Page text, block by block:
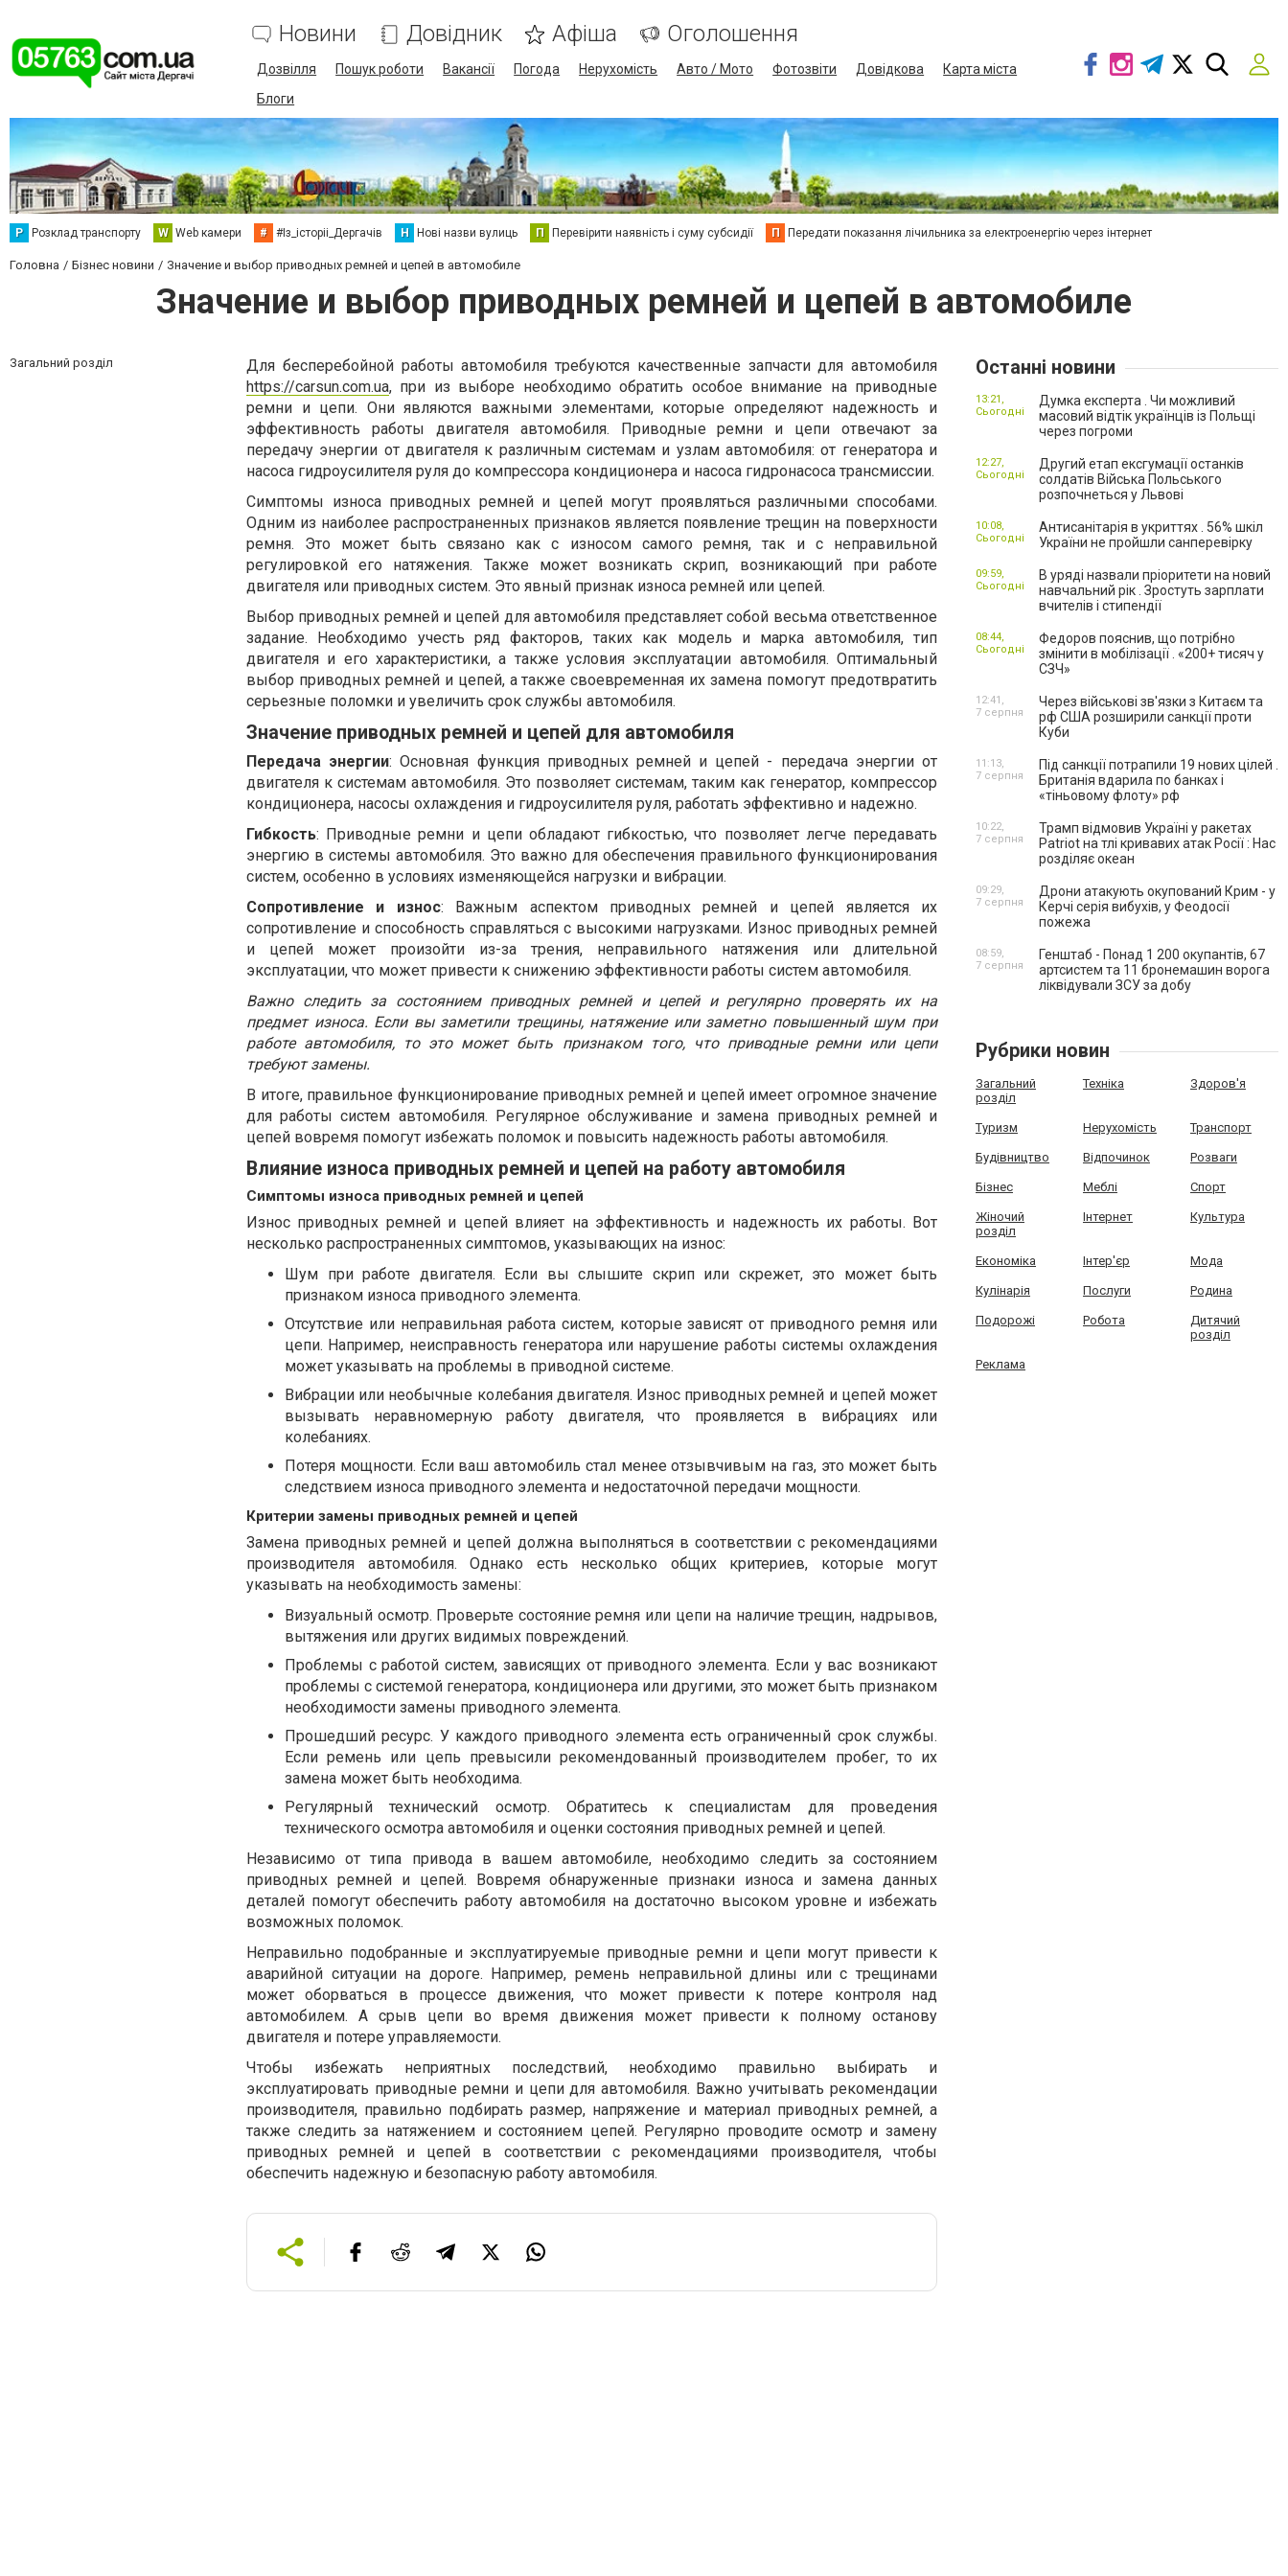
Новини Довідник Афіша Оголошення
Дозвілля Пошук роботи Вакансії Погода Нерухомість Авто / Мото Фотозвіти Довідкова
Карта міста
Блоги
Р Розклад транспорту W Web камери # #Із_історіі_Дергачів Н Нові назви вулиць П Перевірити наявність і суму субсидії П Передати показання лічильника за електроенергію через інтернет
Головна Бізнес новини Значение и выбор приводных ремней и цепей в автомобиле
Значение и выбор приводных ремней и цепей в автомобиле
Загальний розділ
Для бесперебойной работы автомобиля требуются качественные запчасти для автомобиля
https://carsun.com.ua, при из выборе необходимо обратить особое внимание на приводные
ремни и цепи. Они являются важными элементами, которые определяют надежность и
эффективность работы двигателя автомобиля. Приводные ремни и цепи отвечают за
передачу энергии от двигателя к различным системам и узлам автомобиля: от генератора и
насоса гидроусилителя руля до компрессора кондиционера и насоса гидронасоса трансмиссии.
Симптомы износа приводных ремней и цепей могут проявляться различными способами.
Одним из наиболее распространенных признаков является появление трещин на поверхности
ремня. Это может быть связано как с износом самого ремня, так и с неправильной
регулировкой его натяжения. Также может возникать скрип, возникающий при работе
двигателя или приводных систем. Это явный признак износа ремней или цепей.
Выбор приводных ремней и цепей для автомобиля представляет собой весьма ответственное
задание. Необходимо учесть ряд факторов, таких как модель и марка автомобиля, тип
двигателя и его характеристики, а также условия эксплуатации автомобиля. Оптимальный
выбор приводных ремней и цепей, а также своевременная их замена помогут предотвратить
серьезные поломки и увеличить срок службы автомобиля.
Значение приводных ремней и цепей для автомобиля
Передача энергии: Основная функция приводных ремней и цепей - передача энергии от
двигателя к системам автомобиля. Это позволяет системам, таким как генератор, компрессор
кондиционера, насосы охлаждения и гидроусилителя руля, работать эффективно и надежно.
Гибкость: Приводные ремни и цепи обладают гибкостью, что позволяет легче передавать
энергию в системы автомобиля. Это важно для обеспечения правильного функционирования
систем, особенно в условиях изменяющейся нагрузки и вибрации.
Сопротивление и износ: Важным аспектом приводных ремней и цепей является их
сопротивление и способность справляться с высокими нагрузками. Износ приводных ремней
и цепей может произойти из-за трения, неправильного натяжения или длительной
эксплуатации, что может привести к снижению эффективности работы систем автомобиля.
Важно следить за состоянием приводных ремней и цепей и регулярно проверять их на
предмет износа. Если вы заметили трещины, натяжение или заметно повышенный шум при
работе автомобиля, то это может быть признаком того, что приводные ремни или цепи
требуют замены.
В итоге, правильное функционирование приводных ремней и цепей имеет огромное значение
для работы систем автомобиля. Регулярное обслуживание и замена приводных ремней и
цепей вовремя помогут избежать поломок и повысить надежность работы автомобиля.
Влияние износа приводных ремней и цепей на работу автомобиля
Симптомы износа приводных ремней и цепей
Износ приводных ремней и цепей влияет на эффективность и надежность их работы. Вот
несколько распространенных симптомов, указывающих на износ:
Шум при работе двигателя. Если вы слышите скрип или скрежет, это может быть
признаком износа приводного элемента.
Отсутствие или неправильная работа систем, которые зависят от приводного ремня или
цепи. Например, неисправность генератора или нарушение работы системы охлаждения
может указывать на проблемы в приводной системе.
Вибрации или необычные колебания двигателя. Износ приводных ремней и цепей может
вызывать неравномерную работу двигателя, что проявляется в вибрациях или
колебаниях.
Потеря мощности. Если ваш автомобиль стал менее отзывчивым на газ, это может быть
следствием износа приводного элемента и недостаточной передачи мощности.
Критерии замены приводных ремней и цепей
Замена приводных ремней и цепей должна выполняться в соответствии с рекомендациями
производителя автомобиля. Однако есть несколько общих критериев, которые могут
указывать на необходимость замены:
Визуальный осмотр. Проверьте состояние ремня или цепи на наличие трещин, надрывов,
вытяжения или других видимых повреждений.
Проблемы с работой систем, зависящих от приводного элемента. Если у вас возникают
проблемы с системой генератора, кондиционера или другими, это может быть признаком
необходимости замены приводного элемента.
Прошедший ресурс. У каждого приводного элемента есть ограниченный срок службы.
Если ремень или цепь превысили рекомендованный производителем пробег, то их
замена может быть необходима.
Регулярный технический осмотр. Обратитесь к специалистам для проведения
технического осмотра автомобиля и оценки состояния приводных ремней и цепей.
Независимо от типа привода в вашем автомобиле, необходимо следить за состоянием
приводных ремней и цепей. Вовремя обнаруженные признаки износа и замена данных
деталей помогут обеспечить работу автомобиля на достаточно высоком уровне и избежать
возможных поломок.
Неправильно подобранные и эксплуатируемые приводные ремни и цепи могут привести к
аварийной ситуации на дороге. Например, ремень неправильной длины или с трещинами
может оборваться в процессе движения, что может привести к потере контроля над
автомобилем. А срыв цепи во время движения может привести к полному останову
двигателя и потере управляемости.
Чтобы избежать неприятных последствий, необходимо правильно выбирать и
эксплуатировать приводные ремни и цепи для автомобиля. Важно учитывать рекомендации
производителя, правильно подбирать размер, напряжение и материал приводных ремней, а
также следить за натяжением и состоянием цепей. Регулярно проводите осмотр и замену
приводных ремней и цепей в соответствии с рекомендациями производителя, чтобы
обеспечить надежную и безопасную работу автомобиля.
Останні новини
Думка експерта . Чи можливий
масовий відтік українців із Польщі
через погроми
13:21,
Сьогодні
Другий етап ексгумації останків
солдатів Війська Польського
розпочнеться у Львові
12:27,
Сьогодні
Антисанітарія в укриттях . 56% шкіл
України не пройшли санперевірку
10:08,
Сьогодні
В уряді назвали пріоритети на новий
навчальний рік . Зростуть зарплати
вчителів і стипендії
09:59,
Сьогодні
Федоров пояснив, що потрібно
змінити в мобілізації . «200+ тисяч у
СЗЧ»
08:44,
Сьогодні
Через військові зв'язки з Китаєм та
рф США розширили санкції проти
Куби
12:41,
7 серпня
Під санкції потрапили 19 нових цілей .
Британія вдарила по банках і
«тіньовому флоту» рф
11:13,
7 серпня
Трамп відмовив Україні у ракетах
Patriot на тлі кривавих атак Росії : Нас
розділяє океан
10:22,
7 серпня
Дрони атакують окупований Крим - у
Керчі серія вибухів, у Феодосії
пожежа
09:29,
7 серпня
Генштаб - Понад 1 200 окупантів, 67
артсистем та 11 бронемашин ворога
ліквідували ЗСУ за добу
08:59,
7 серпня
Рубрики новин
Загальний
розділ
Техніка Здоров'я
Туризм Нерухомість Транспорт
Будівництво Відпочинок Розваги
Бізнес Меблі Спорт
Жіночий
розділ
Інтернет Культура
Економіка Інтер'єр Мода
Кулінарія Послуги Родина
Подорожі Робота
Дитячий
розділ
Реклама